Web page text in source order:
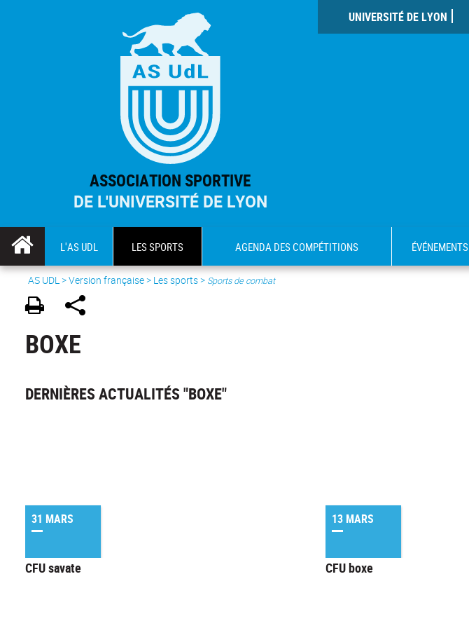
ASSOCIATION SPORTIVE
DE L'UNIVERSITÉ DE LYON
UNIVERSITÉ DE LYON
L'AS UDL LES SPORTS AGENDA DES COMPÉTITIONS ÉVÉNEMENTS
AS UDL>Version française> Les sports > Sports de combat
BOXE
DERNIÈRES ACTUALITÉS "BOXE"
31 MARS
CFU savate
13 MARS
CFU boxe